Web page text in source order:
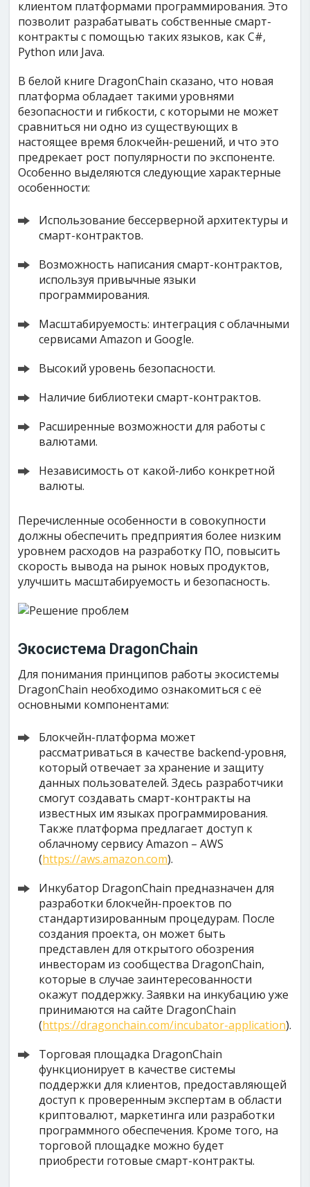
клиентом платформами программирования. Это
позволит разрабатывать собственные смарт-
контракты с помощью таких языков, как С#,
Python или Java.
В белой книге DragonChain сказано, что новая
платформа обладает такими уровнями
безопасности и гибкости, с которыми не может
сравниться ни одно из существующих в
настоящее время блокчейн-решений, и что это
предрекает рост популярности по экспоненте.
Особенно выделяются следующие характерные
особенности:
Использование бессерверной архитектуры и
смарт-контрактов.
Возможность написания смарт-контрактов,
используя привычные языки
программирования.
Масштабируемость: интеграция с облачными
сервисами Amazon и Google.
Высокий уровень безопасности.
Наличие библиотеки смарт-контрактов.
Расширенные возможности для работы c
валютами.
Независимость от какой-либо конкретной
валюты.
Перечисленные особенности в совокупности
должны обеспечить предприятия более низким
уровнем расходов на разработку ПО, повысить
скорость вывода на рынок новых продуктов,
улучшить масштабируемость и безопасность.
Экосистема DragonChain
Для понимания принципов работы экосистемы
DragonChain необходимо ознакомиться с её
основными компонентами:
Блокчейн-платформа может
рассматриваться в качестве backend-уровня,
который отвечает за хранение и защиту
данных пользователей. Здесь разработчики
смогут создавать смарт-контракты на
известных им языках программирования.
Также платформа предлагает доступ к
облачному сервису Amazon – AWS
(https://aws.amazon.com).
Инкубатор DragonChain предназначен для
разработки блокчейн-проектов по
стандартизированным процедурам. После
создания проекта, он может быть
представлен для открытого обозрения
инвесторам из сообщества DragonChain,
которые в случае заинтересованности
окажут поддержку. Заявки на инкубацию уже
принимаются на сайте DragonChain
(https://dragonchain.com/incubator-application).
Торговая площадка DragonChain
функционирует в качестве системы
поддержки для клиентов, предоставляющей
доступ к проверенным экспертам в области
криптовалют, маркетинга или разработки
программного обеспечения. Кроме того, на
торговой площадке можно будет
приобрести готовые смарт-контракты.